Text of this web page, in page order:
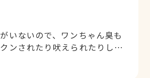
いないので、ワンちゃん臭も
ンされたり吠えられたりしな
猫さんも怖がりません。猫ち
豊富なので、親身になってい